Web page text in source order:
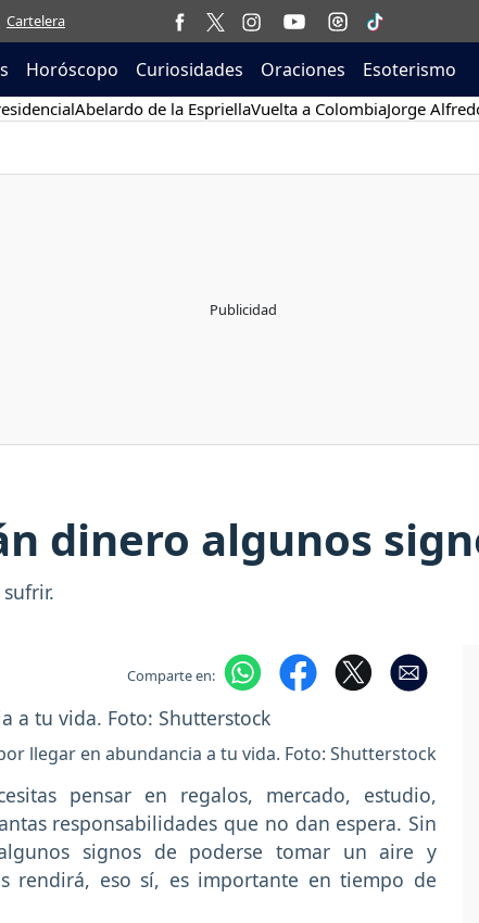
Cartelera
Horóscopo Curiosidades Oraciones Esoterismo
Abelardo de la EspriellaVuelta a ColombiaJorge
dinero algunos
Comparte en:
llegar en abundancia a tu vida. Foto: Shutterstock
pensar en regalos, mercado, estudio,
responsabilidades que no dan espera. Sin
signos de poderse tomar un aire y
rendirá, eso sí, es importante en tiempo de